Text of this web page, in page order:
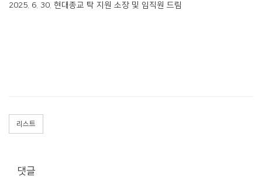
2025. 6. 30. 현대종교 탁 지원 소장 및 임직원 드림
리스트
댓글